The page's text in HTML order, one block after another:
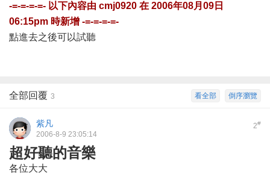
-=-=-=-=- 以下內容由 cmj0920 在 2006年08月09日
06:15pm 時新增 -=-=-=-=-
點進去之後可以試聽
倒序瀏覽
看全部
全部回覆 3
2#
紫凡
2006-8-9 23:05:14
超好聽的音樂
各位大大